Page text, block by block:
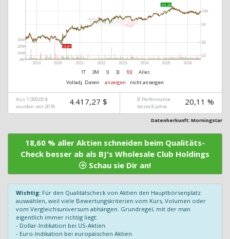
1T 3M 1J 3J 10J
Alles
Volladj. Daten:
anzeigen nicht anzeigen
Aus 1.000,00 $
wurden seit 2018
4.417,27 $
Ø Performance
letzte 8 Jahre
20,11 %
Datenherkunft: Morningstar
18,60 % aller Aktien schneiden beim Qualitäts-
Check besser ab als BJ's Wholesale Club Holdings
Schau sie Dir an!
Wichtig: Für den Qualitätscheck von Aktien den Hauptbörsenplatz
auswählen, weil viele Bewertungskriterien vom Kurs, Volumen oder
vom Vergleichsuniversum abhängen. Grundregel, mit der man
eigentlich immer richtig liegt:
- Dollar-Indikation bei US-Aktien
- Euro-Indikation bei europäischen Aktien.